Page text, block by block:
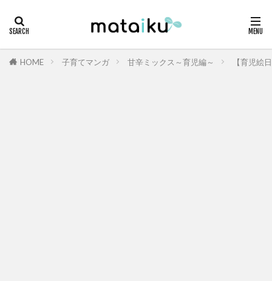
HOME 子育てマンガ 甘辛ミックス～育児編～ 【育児絵